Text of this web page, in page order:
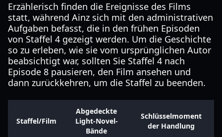
Erzählerisch finden die Ereignisse des Films
statt, während Ainz sich mit den administrativen
Aufgaben befasst, die in den frühen Episoden
von Staffel 4 gezeigt werden. Um die Geschichte
so zu erleben, wie sie vom ursprünglichen Autor
beabsichtigt war, sollten Sie Staffel 4 nach
Episode 8 pausieren, den Film ansehen und
dann zurückkehren, um die Staffel zu beenden.
Staffel/Film
Abgedeckte
Light-Novel-
Bände
Schlüsselmoment
der Handlung